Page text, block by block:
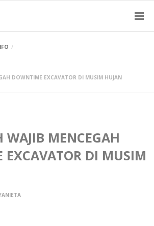
DOWNTIME EXCAVATOR DI MUSIM HUJAN
WAJIB MENCEGAH
EXCAVATOR DI MUSIM